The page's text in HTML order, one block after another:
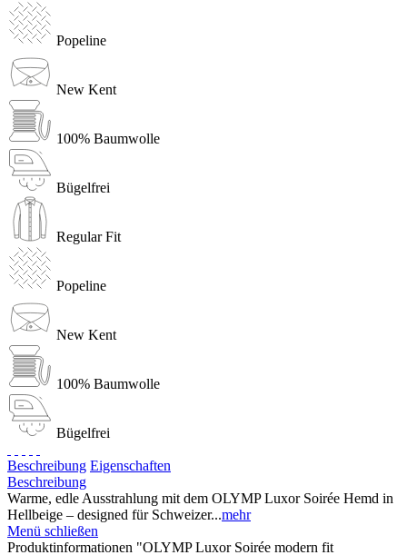
Popeline
New Kent
100% Baumwolle
Bügelfrei
Regular Fit
Popeline
New Kent
100% Baumwolle
Bügelfrei
Beschreibung Eigenschaften
Beschreibung
Warme, edle Ausstrahlung mit dem OLYMP Luxor Soirée Hemd in
Hellbeige – designed für Schweizer...mehr
Menü schließen
Produktinformationen "OLYMP Luxor Soirée modern fit